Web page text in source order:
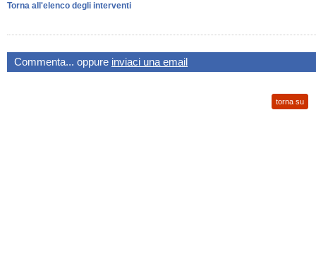
Torna all'elenco degli interventi
Commenta... oppure inviaci una email
torna su